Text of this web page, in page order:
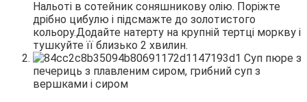
Нальоті в сотейник соняшникову олію. Поріжте
дрібно цибулю і підсмажте до золотистого
кольору.Додайте натерту на крупній тертці моркву і
тушкуйте її близько 2 хвилин.